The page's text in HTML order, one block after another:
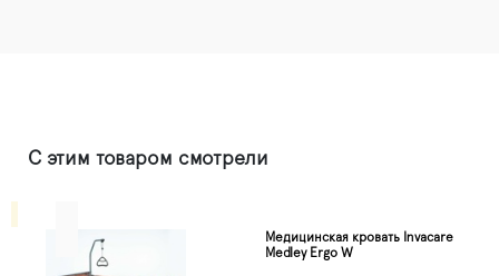
С этим товаром смотрели
Медицинская кровать Invacare
Medley Ergo W